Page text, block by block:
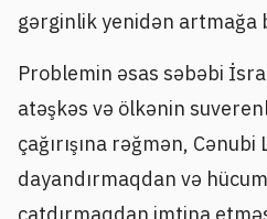
gərginlik yenidən artmağa
Problemin əsas səbəbi
atəşkəs və ölkənin
çağırışına rəğmən, Cənubi
dayandırmaqdan və